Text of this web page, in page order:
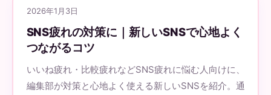
2026年1月3日
SNS疲れの対策に｜新しいSNSで心地よく
つながるコツ
いいね疲れ・比較疲れなどSNS疲れに悩む人向けに、
編集部が対策と心地よく使える新しいSNSを紹介。通